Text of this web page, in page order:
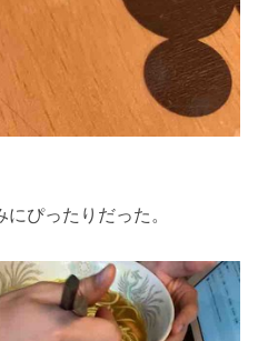
ぴったりだった。